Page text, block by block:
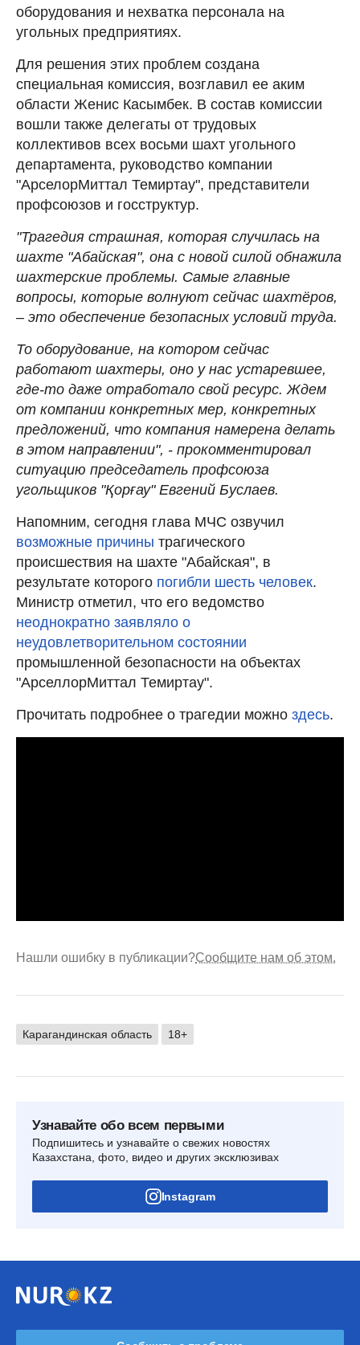
оборудования и нехватка персонала на
угольных предприятиях.
Для решения этих проблем создана
специальная комиссия, возглавил ее аким
области Женис Касымбек. В состав комиссии
вошли также делегаты от трудовых
коллективов всех восьми шахт угольного
департамента, руководство компании
"АрселорМиттал Темиртау", представители
профсоюзов и госструктур.
"Трагедия страшная, которая случилась на
шахте "Абайская", она с новой силой обнажила
шахтерские проблемы. Самые главные
вопросы, которые волнуют сейчас шахтёров,
– это обеспечение безопасных условий труда.
То оборудование, на котором сейчас
работают шахтеры, оно у нас устаревшее,
где-то даже отработало свой ресурс. Ждем
от компании конкретных мер, конкретных
предложений, что компания намерена делать
в этом направлении", - прокомментировал
ситуацию председатель профсоюза
угольщиков "Қорғау" Евгений Буслаев.
Напомним, сегодня глава МЧС озвучил
возможные причины трагического
происшествия на шахте "Абайская", в
результате которого погибли шесть человек.
Министр отметил, что его ведомство
неоднократно заявляло о
неудовлетворительном состоянии
промышленной безопасности на объектах
"АрселлорМиттал Темиртау".
Прочитать подробнее о трагедии можно здесь.
Нашли ошибку в публикации?Сообщите нам об этом.
Карагандинская область 18+
Узнавайте обо всем первыми
Подпишитесь и узнавайте о свежих новостях
Казахстана, фото, видео и других эксклюзивах
Instagram